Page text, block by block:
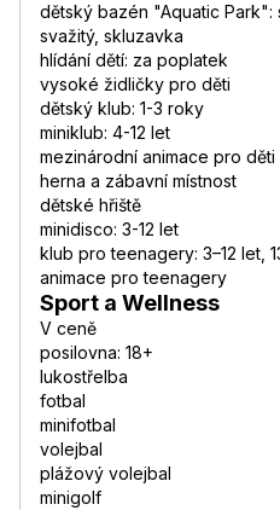
dětský bazén "Aquatic Park":
svažitý, skluzavka
hlídání dětí: za poplatek
vysoké židličky pro děti
dětský klub: 1-3 roky
miniklub: 4-12 let
mezinárodní animace pro děti
herna a zábavní místnost
dětské hřiště
minidisco: 3-12 let
klub pro teenagery: 3–12 let,
animace pro teenagery
Sport a Wellness
V ceně
posilovna: 18+
lukostřelba
fotbal
minifotbal
volejbal
plážový volejbal
minigolf